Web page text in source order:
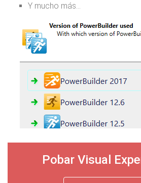
Y mucho más...
Pobar Visual